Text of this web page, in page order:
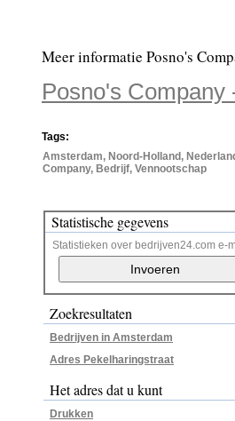
Meer informatie Posno's
Posno's
Tags:
Amsterdam, Noord-Holland,
Company, Bedrijf, Vennootschap
Statistische gegevens
Statistieken over bedrijven24.com e-
Zoekresultaten
Bedrijven in Amsterdam
Adres Pekelharingstraat
Het adres dat u kunt
Drukken